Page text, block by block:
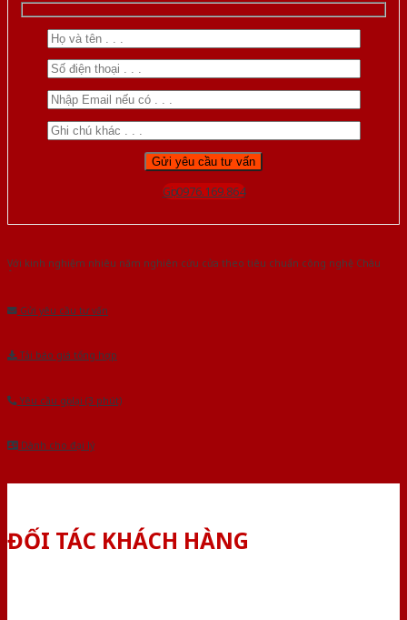
Gọi 0976.169.864
Với kinh nghiệm nhiêu năm nghiên cứu cửa theo tiêu chuẩn công nghệ Châu
Gửi yêu cầu tư vấn
Tải báo giá tổng hợp
Yêu cầu gọi lại (3 phút)
Dành cho đại lý
ĐỐI TÁC KHÁCH HÀNG